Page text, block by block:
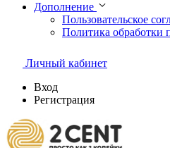
Дополнение
Пользовательское
Политика обработки
Личный кабинет
Вход
Регистрация